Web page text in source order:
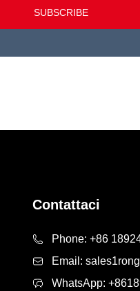
SUBSCRIBE
Contattaci
Phone: +86
Email:
WhatsApp: